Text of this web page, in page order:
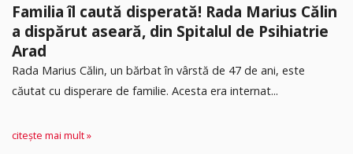
Familia îl caută disperată! Rada Marius Călin
a dispărut aseară, din Spitalul de Psihiatrie
Arad
Rada Marius Călin, un bărbat în vârstă de 47 de ani, este
căutat cu disperare de familie. Acesta era internat...
citește mai mult »